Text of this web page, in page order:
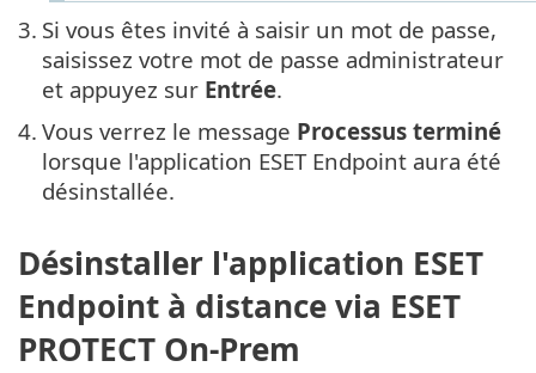
3. Si vous êtes invité à saisir un mot de passe,
saisissez votre mot de passe administrateur
et appuyez sur Entrée.
4. Vous verrez le message Processus terminé
lorsque l'application ESET Endpoint aura été
désinstallée.
Désinstaller l'application ESET
Endpoint à distance via ESET
PROTECT On-Prem